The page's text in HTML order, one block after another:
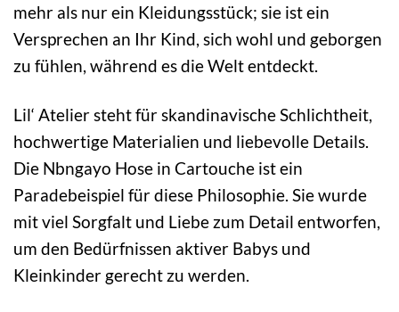
mehr als nur ein Kleidungsstück; sie ist ein
Versprechen an Ihr Kind, sich wohl und geborgen
zu fühlen, während es die Welt entdeckt.
Lil‘ Atelier steht für skandinavische Schlichtheit,
hochwertige Materialien und liebevolle Details.
Die Nbngayo Hose in Cartouche ist ein
Paradebeispiel für diese Philosophie. Sie wurde
mit viel Sorgfalt und Liebe zum Detail entworfen,
um den Bedürfnissen aktiver Babys und
Kleinkinder gerecht zu werden.